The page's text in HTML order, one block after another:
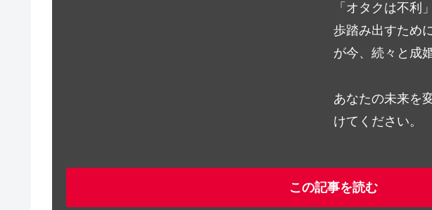
「オタクは不利
歩踏み出すため
が今、続々と成
あなたの未来を
けてください。
この記事を読む